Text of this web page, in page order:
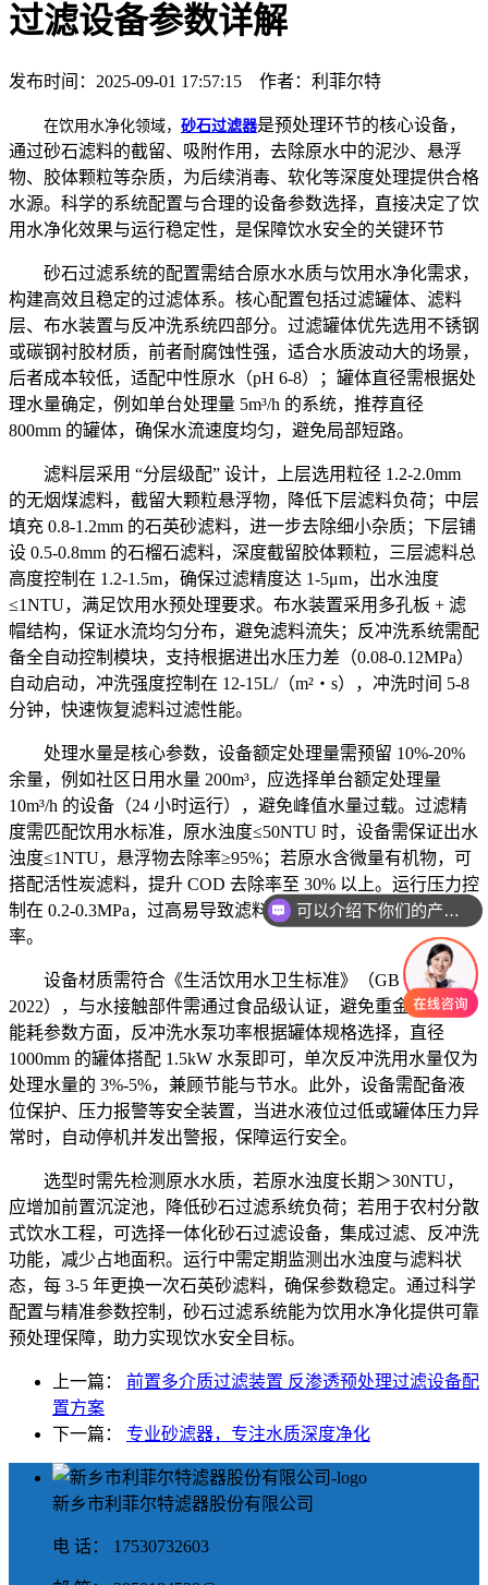
过滤设备参数详解
发布时间：2025-09-01 17:57:15 作者：利菲尔特
在饮用水净化领域， 砂石过滤器是预处理环节的核心设备，
通过砂石滤料的截留、吸附作用，去除原水中的泥沙、悬浮
物、胶体颗粒等杂质，为后续消毒、软化等深度处理提供合格
水源。科学的系统配置与合理的设备参数选择，直接决定了饮
用水净化效果与运行稳定性，是保障饮水安全的关键环节
砂石过滤系统的配置需结合原水水质与饮用水净化需求，
构建高效且稳定的过滤体系。核心配置包括过滤罐体、滤料
层、布水装置与反冲洗系统四部分。过滤罐体优先选用不锈钢
或碳钢衬胶材质，前者耐腐蚀性强，适合水质波动大的场景，
后者成本较低，适配中性原水（pH 6-8）；罐体直径需根据处
理水量确定，例如单台处理量 5m³/h 的系统，推荐直径
800mm 的罐体，确保水流速度均匀，避免局部短路。
滤料层采用 “分层级配” 设计，上层选用粒径 1.2-2.0mm
的无烟煤滤料，截留大颗粒悬浮物，降低下层滤料负荷；中层
填充 0.8-1.2mm 的石英砂滤料，进一步去除细小杂质；下层铺
设 0.5-0.8mm 的石榴石滤料，深度截留胶体颗粒，三层滤料总
高度控制在 1.2-1.5m，确保过滤精度达 1-5μm，出水浊度
≤1NTU，满足饮用水预处理要求。布水装置采用多孔板 + 滤
帽结构，保证水流均匀分布，避免滤料流失；反冲洗系统需配
备全自动控制模块，支持根据进出水压力差（0.08-0.12MPa）
自动启动，冲洗强度控制在 12-15L/（m²・s），冲洗时间 5-8
分钟，快速恢复滤料过滤性能。
处理水量是核心参数，设备额定处理量需预留 10%-20%
余量，例如社区日用水量 200m³，应选择单台额定处理量
10m³/h 的设备（24 小时运行），避免峰值水量过载。过滤精
度需匹配饮用水标准，原水浊度≤50NTU 时，设备需保证出水
浊度≤1NTU，悬浮物去除率≥95%；若原水含微量有机物，可
搭配活性炭滤料，提升 COD 去除率至 30% 以上。运行压力控
制在 0.2-0.3MPa，过高易导致滤料磨损，过低则影响过滤效
率。
设备材质需符合《生活饮用水卫生标准》（GB 5749-
2022），与水接触部件需通过食品级认证，避免重金属溶出。
能耗参数方面，反冲洗水泵功率根据罐体规格选择，直径
1000mm 的罐体搭配 1.5kW 水泵即可，单次反冲洗用水量仅为
处理水量的 3%-5%，兼顾节能与节水。此外，设备需配备液
位保护、压力报警等安全装置，当进水液位过低或罐体压力异
常时，自动停机并发出警报，保障运行安全。
选型时需先检测原水水质，若原水浊度长期＞30NTU，
应增加前置沉淀池，降低砂石过滤系统负荷；若用于农村分散
式饮水工程，可选择一体化砂石过滤设备，集成过滤、反冲洗
功能，减少占地面积。运行中需定期监测出水浊度与滤料状
态，每 3-5 年更换一次石英砂滤料，确保参数稳定。通过科学
配置与精准参数控制，砂石过滤系统能为饮用水净化提供可靠
预处理保障，助力实现饮水安全目标。
上一篇： 前置多介质过滤装置 反渗透预处理过滤设备配
置方案
下一篇： 专业砂滤器，专注水质深度净化
新乡市利菲尔特滤器股份有限公司
电 话： 17530732603
可以介绍下你们的产品么